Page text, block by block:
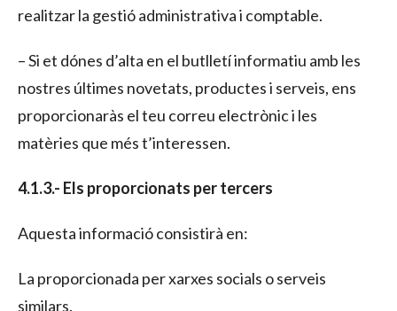
realitzar la gestió administrativa i comptable.
– Si et dónes d’alta en el butlletí informatiu amb les
nostres últimes novetats, productes i serveis, ens
proporcionaràs el teu correu electrònic i les
matèries que més t’interessen.
4.1.3.- Els proporcionats per tercers
Aquesta informació consistirà en:
La proporcionada per xarxes socials o serveis
similars.